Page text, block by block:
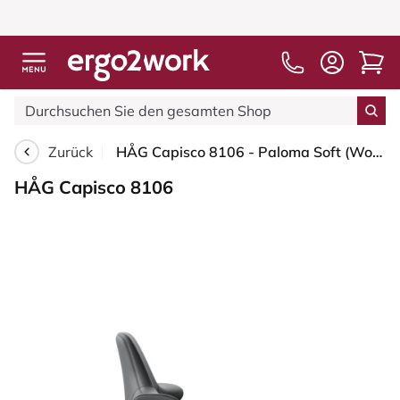
Zurück HÅG Capisco 8106 - Paloma Soft (Wollsdorf) - Semi-Anilinleder - ATG55206 - Grey - Schwarz - 200 mm (Sitzhöhe 46-64cm) - Bodengleiter
HÅG Capisco 8106